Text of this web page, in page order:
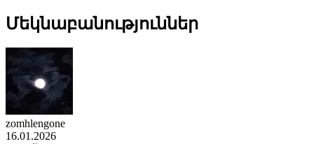
Մեկնաբանություններ
zomhlengone
16.01.2026